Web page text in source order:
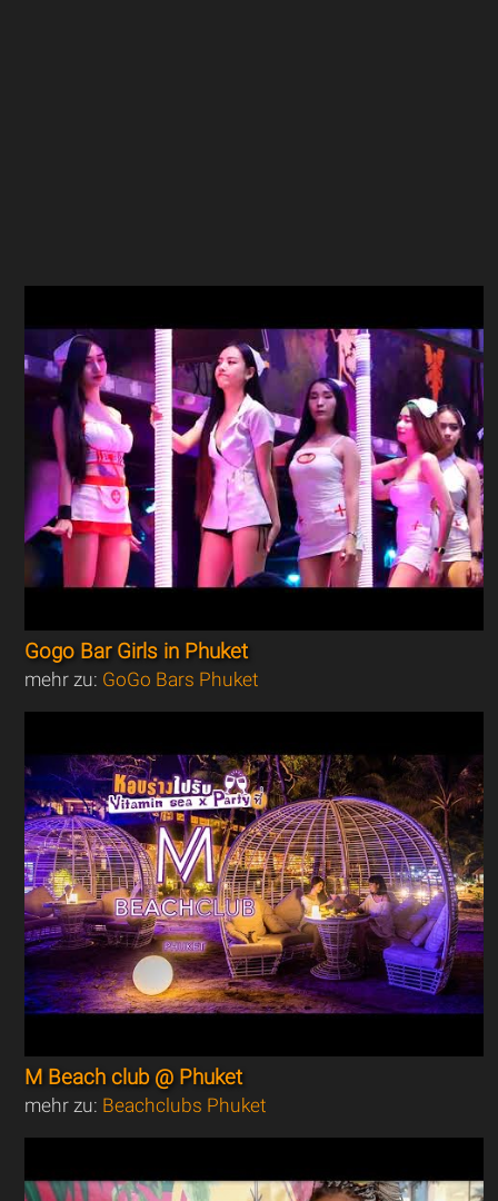
Gogo Bar Girls in Phuket
mehr zu: GoGo Bars Phuket
M Beach club @ Phuket
mehr zu: Beachclubs Phuket